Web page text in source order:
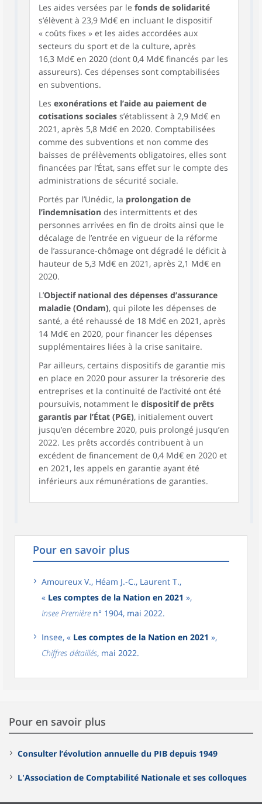
Les aides versées par le fonds de solidarité
s’élèvent à 23,9 Md€ en incluant le dispositif
« coûts fixes » et les aides accordées aux
secteurs du sport et de la culture, après
16,3 Md€ en 2020 (dont 0,4 Md€ financés par les
assureurs). Ces dépenses sont comptabilisées
en subventions.
Les exonérations et l’aide au paiement de
cotisations sociales s’établissent à 2,9 Md€ en
2021, après 5,8 Md€ en 2020. Comptabilisées
comme des subventions et non comme des
baisses de prélèvements obligatoires, elles sont
financées par l’État, sans effet sur le compte des
administrations de sécurité sociale.
Portés par l’Unédic, la prolongation de
l’indemnisation des intermittents et des
personnes arrivées en fin de droits ainsi que le
décalage de l’entrée en vigueur de la réforme
de l’assurance-chômage ont dégradé le déficit à
hauteur de 5,3 Md€ en 2021, après 2,1 Md€ en
2020.
L’Objectif national des dépenses d’assurance
maladie (Ondam), qui pilote les dépenses de
santé, a été rehaussé de 18 Md€ en 2021, après
14 Md€ en 2020, pour financer les dépenses
supplémentaires liées à la crise sanitaire.
Par ailleurs, certains dispositifs de garantie mis
en place en 2020 pour assurer la trésorerie des
entreprises et la continuité de l’activité ont été
poursuivis, notamment le dispositif de prêts
garantis par l’État (PGE), initialement ouvert
jusqu’en décembre 2020, puis prolongé jusqu’en
2022. Les prêts accordés contribuent à un
excédent de financement de 0,4 Md€ en 2020 et
en 2021, les appels en garantie ayant été
inférieurs aux rémunérations de garanties.
Pour en savoir plus
Amoureux V., Héam J.-C., Laurent T.,
« Les comptes de la Nation en 2021 »,
Insee Première n° 1904, mai 2022.
Insee, « Les comptes de la Nation en 2021 »,
Chiffres détaillés, mai 2022.
Pour en savoir plus
Consulter l’évolution annuelle du PIB depuis 1949
L'Association de Comptabilité Nationale et ses colloques